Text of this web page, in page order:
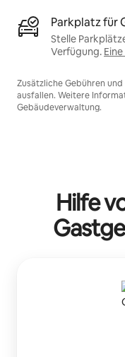
Parkplatz für
Stelle
Verfügung.
Zusätzliche Gebühren
ausfallen. Weitere
Gebäudeverwaltung.
Hilfe